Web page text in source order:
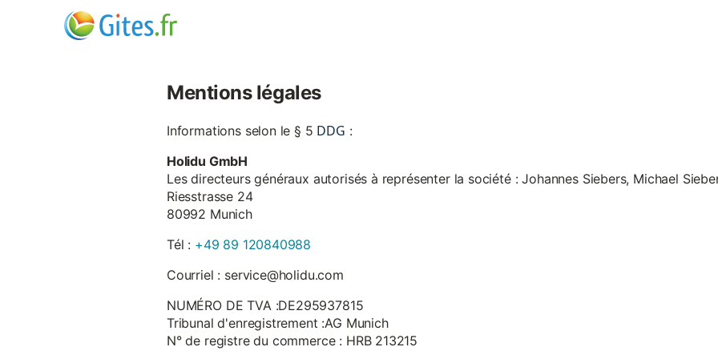
Mentions légales
Informations selon le § 5 DDG :
Holidu GmbH
Les directeurs généraux autorisés à représenter la société : Johannes Siebers, Michael
Riesstrasse 24
80992 Munich
Tél : +49 89 120840988
Courriel : service@holidu.com
NUMÉRO DE TVA :DE295937815
Tribunal d'enregistrement :AG Munich
N° de registre du commerce : HRB 213215